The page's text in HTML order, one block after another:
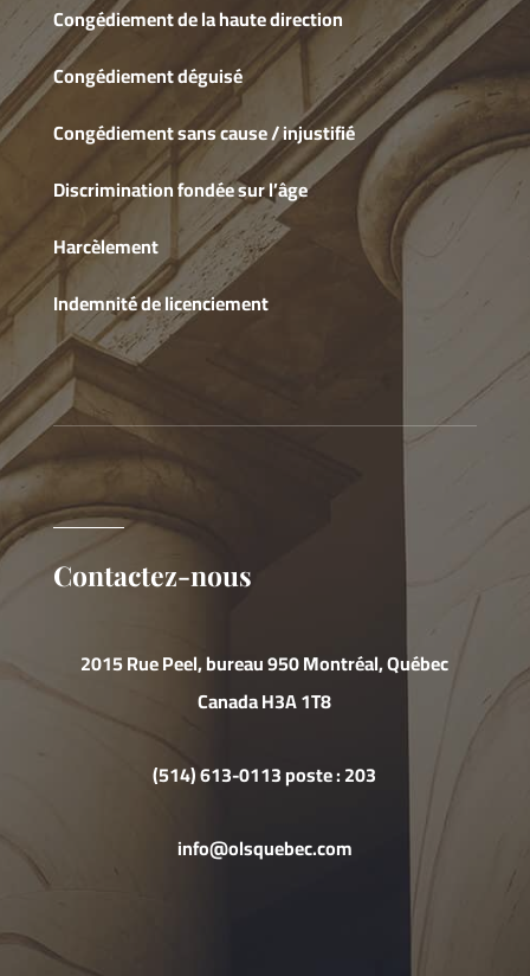
Congédiement de la haute direction
Congédiement déguisé
Congédiement sans cause / injustifié
Discrimination fondée sur l’âge
Harcèlement
Indemnité de licenciement
Contactez-nous
2015 Rue Peel, bureau 950 Montréal, Québec
Canada H3A 1T8
(514) 613-0113 poste : 203
info@olsquebec.com